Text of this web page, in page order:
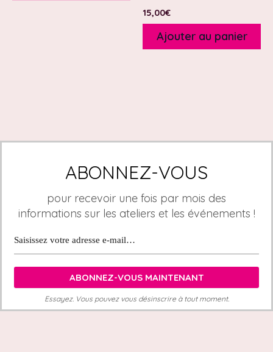
15,00€
Ajouter au panier
ABONNEZ-VOUS
pour recevoir une fois par mois des
informations sur les ateliers et les événements !
Essayez. Vous pouvez vous désinscrire à tout moment.